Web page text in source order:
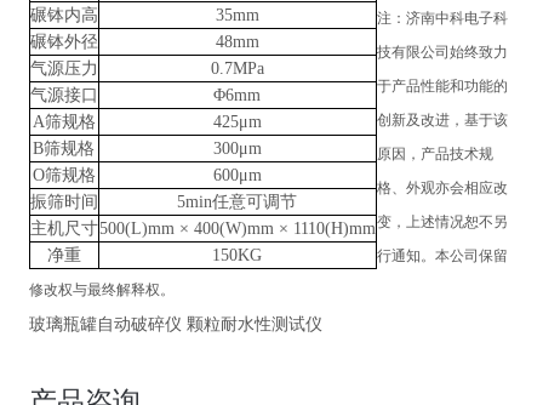
碾钵内高
35mm
碾钵外径
48mm
气源压力
0.7MPa
气源接口
Φ6mm
A筛规格
425μm
B筛规格
300μm
O筛规格
600μm
振筛时间
5min任意可调节
主机尺寸500(L)mm × 400(W)mm × 1110(H)mm
净重
150KG
注： 济南中科电子科
技有限公司 始终致力
于产品性能和功能的
创新及改进，基于该
原因，产品技术规
格、外观亦会相应改
变，上述情况恕不另
行通知。本公司保留
修改权与最终解释权。
玻璃瓶罐自动破碎仪 颗粒耐水性测试仪